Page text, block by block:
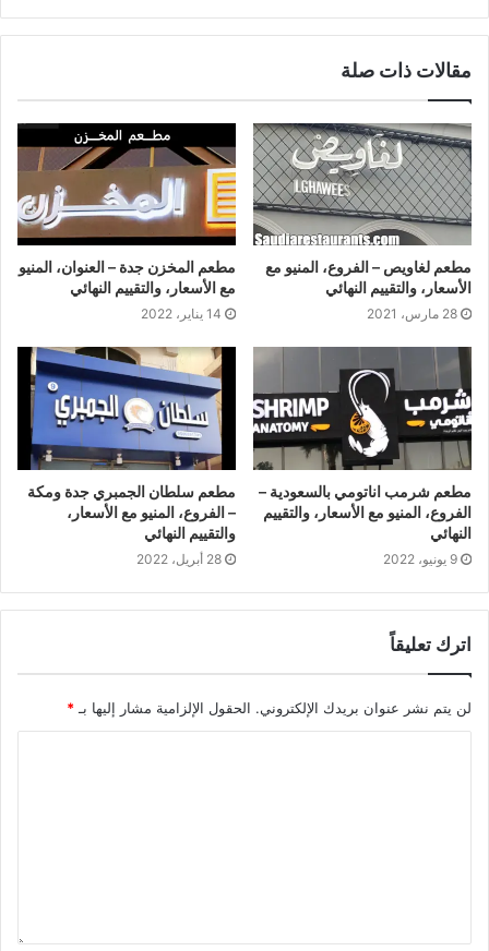
مقالات ذات صلة
مطعم لغاويص – الفروع، المنيو مع
الأسعار، والتقييم النهائي
28 مارس، 2021
مطعم المخزن جدة – العنوان، المنيو
مع الأسعار، والتقييم النهائي
14 يناير، 2022
مطعم شرمب اناتومي بالسعودية –
الفروع، المنيو مع الأسعار، والتقييم
النهائي
9 يونيو، 2022
مطعم سلطان الجمبري جدة ومكة
– الفروع، المنيو مع الأسعار،
والتقييم النهائي
28 أبريل، 2022
اترك تعليقاً
لن يتم نشر عنوان بريدك الإلكتروني. الحقول الإلزامية مشار إليها بـ *